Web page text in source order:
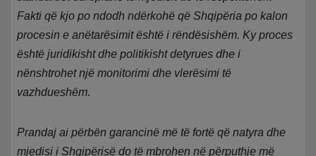
Fakti që kjo po ndodh ndërkohë që Shqipëria po kalon
procesin e anëtarësimit është i rëndësishëm. Ky proces
është juridikisht dhe politikisht detyrues dhe i
nënshtrohet një monitorimi dhe vlerësimi të
vazhdueshëm.
Prandaj ai përbën garancinë më të fortë që natyra dhe
mjedisi i Shqipërisë do të mbrohen në përputhje më